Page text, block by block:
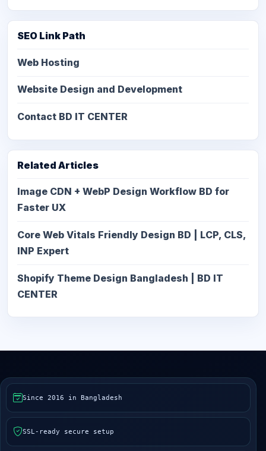
SEO Link Path
Web Hosting
Website Design and Development
Contact BD IT CENTER
Related Articles
Image CDN + WebP Design Workflow BD for
Faster UX
Core Web Vitals Friendly Design BD | LCP, CLS,
INP Expert
Shopify Theme Design Bangladesh | BD IT
CENTER
Since 2016 in Bangladesh
SSL-ready secure setup